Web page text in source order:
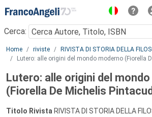
Menu
Cerca:
Main content
Home riviste RIVISTA DI STORIA DELLA
Lutero: alle origini del mondo moderno (Fiorella
Lutero: alle origini del
(Fiorella De Michelis
Titolo Rivista RIVISTA DI STORIA DELLA